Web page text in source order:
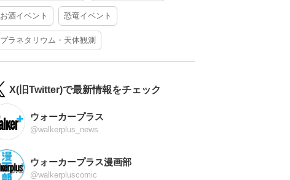
お酒イベント 恐竜イベント
プラネタリウム・天体観測
X(旧Twitter)で最新情報をチェック
ウォーカープラス
@walkerplus_news
ウォーカープラス漫画部
@walkerpluscomic